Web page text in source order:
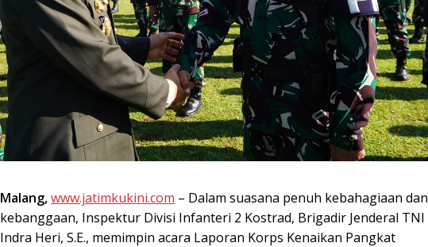
Malang,www.jatimkukini.com – Dalam suasana penuh kebahagiaan dan
kebanggaan, Inspektur Divisi Infanteri 2 Kostrad, Brigadir Jenderal TNI
Indra Heri, S.E., memimpin acara Laporan Korps Kenaikan Pangkat